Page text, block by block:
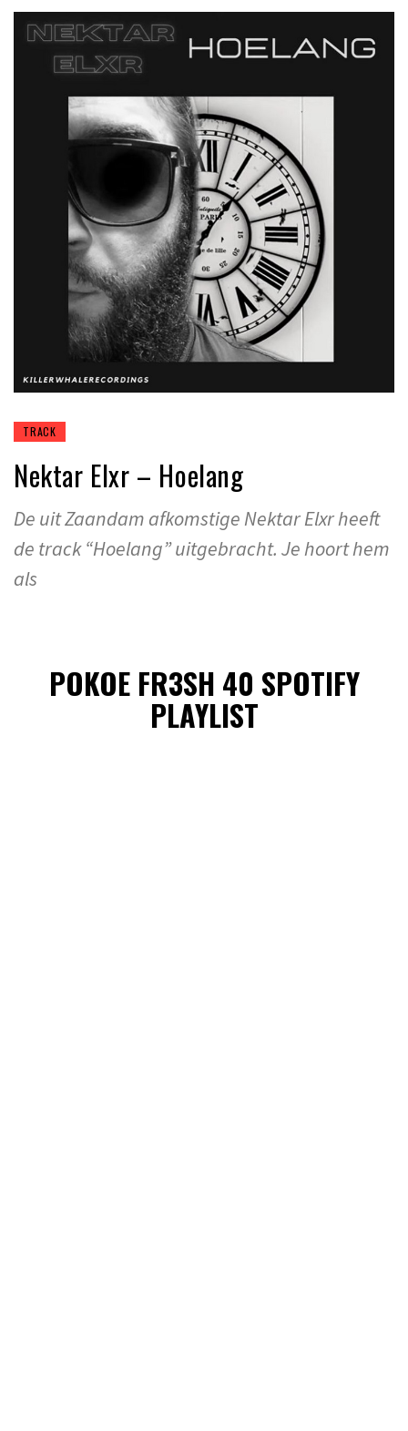
TRACK
Nektar Elxr – Hoelang
De uit Zaandam afkomstige Nektar Elxr heeft
de track “Hoelang” uitgebracht. Je hoort hem
als
POKOE FR3SH 40 SPOTIFY
PLAYLIST